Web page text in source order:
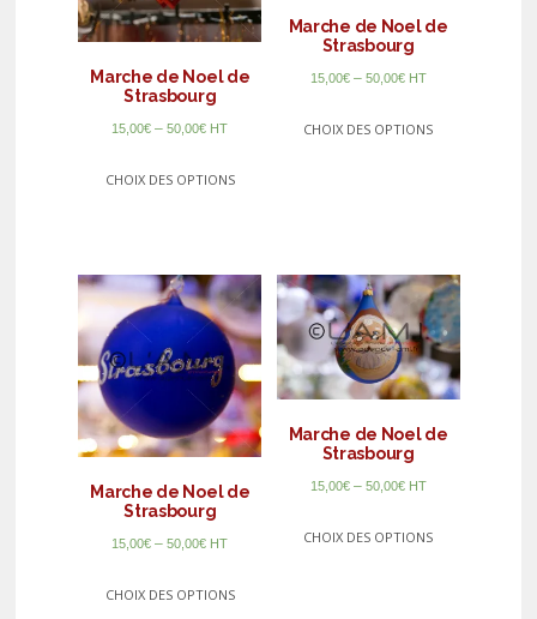
Marche de Noel de
Strasbourg
15,00€ –50,00€ HT
CHOIX DES OPTIONS
Marche de Noel de
Strasbourg
15,00€– 50,00€ HT
CHOIX DES OPTIONS
Marche de Noel de
Strasbourg
15,00€ –50,00€ HT
CHOIX DES OPTIONS
Marche de Noel de
Strasbourg
15,00€– 50,00€ HT
CHOIX DES OPTIONS